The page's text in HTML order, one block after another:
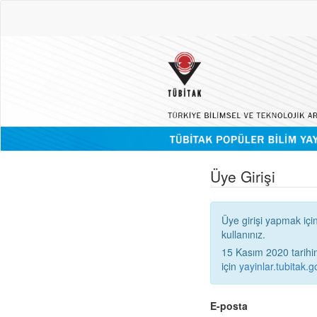
Üye Girişi
Üye girişi yapmak için
kullanınız.
15 Kasım 2020
için
E-posta